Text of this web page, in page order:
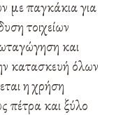
με παγκάκια για
τοιχείων
και
κατασκευή όλων
η χρήση
πέτρα και ξύλο